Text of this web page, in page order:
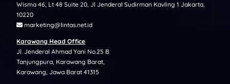
Wisma 46, Lt 48 Suite 20, Jl Jenderal Sudirman Kavling 1 Jakarta,
10220
marketing@lintas.net.id
Karawang Head Office
Jl. Jenderal Ahmad Yani No.25 B
Tanjungpura, Karawang Barat,
Karawang, Jawa Barat 41315